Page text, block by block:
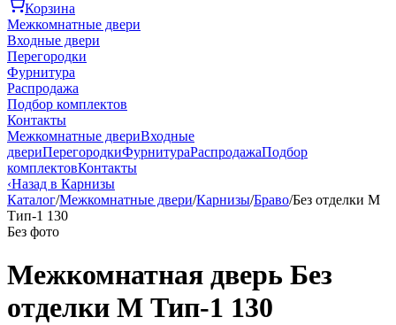
Корзина
Межкомнатные двери
Входные двери
Перегородки
Фурнитура
Распродажа
Подбор комплектов
Контакты
Межкомнатные двериВходные
двериПерегородкиФурнитураРаспродажаПодбор
комплектовКонтакты
‹Назад в Карнизы
Каталог/Межкомнатные двери/Карнизы/Браво/Без отделки М
Тип-1 130
Без фото
Межкомнатная дверь Без
отделки М Тип-1 130